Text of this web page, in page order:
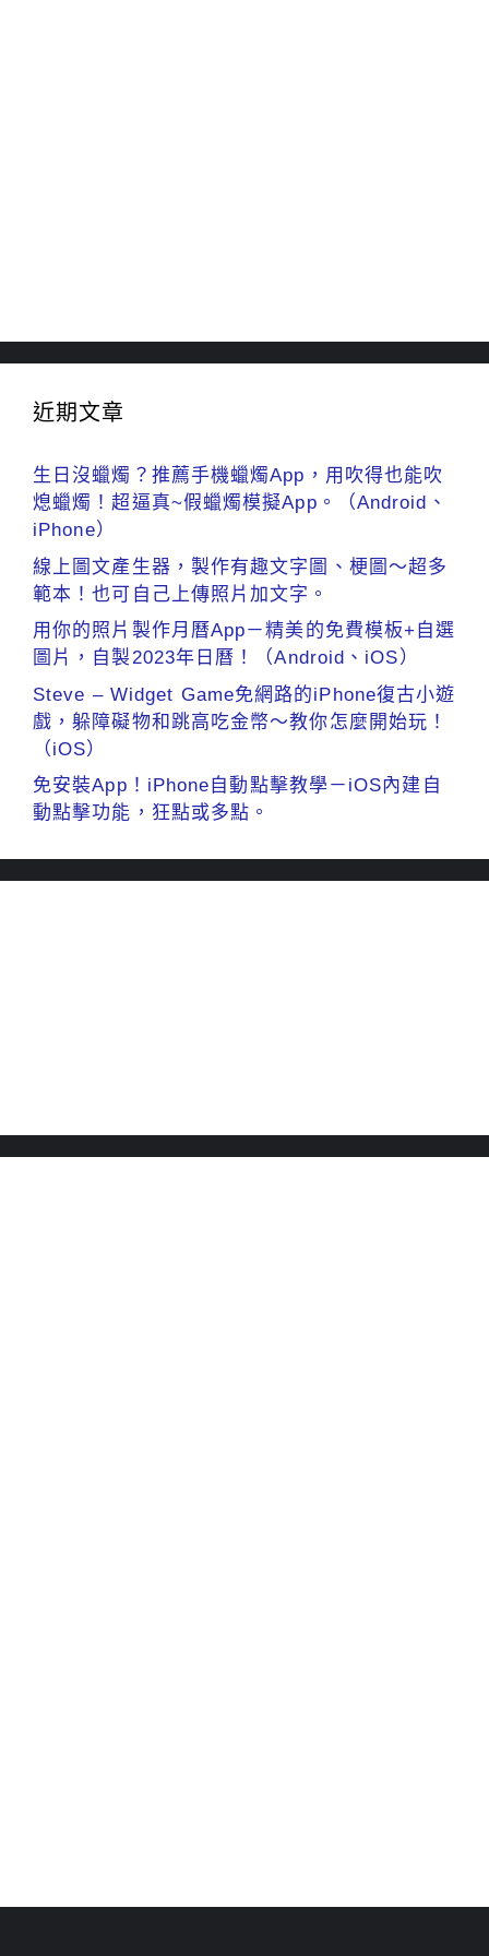
近期文章
生日沒蠟燭？推薦手機蠟燭App，用吹得也能吹
熄蠟燭！超逼真~假蠟燭模擬App。（Android、
iPhone）
線上圖文產生器，製作有趣文字圖、梗圖～超多
範本！也可自己上傳照片加文字。
用你的照片製作月曆App－精美的免費模板+自選
圖片，自製2023年日曆！（Android、iOS）
Steve – Widget Game免網路的iPhone復古小遊
戲，躲障礙物和跳高吃金幣～教你怎麼開始玩！
（iOS）
免安裝App！iPhone自動點擊教學－iOS內建自
動點擊功能，狂點或多點。